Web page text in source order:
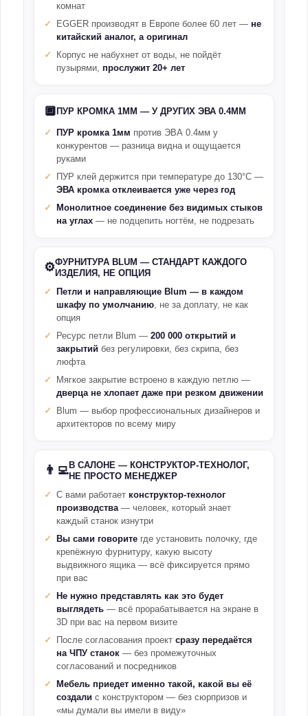
комнат
EGGER производят в Европе более 60 лет — не
китайский аналог, а оригинал
Корпус не набухнет от воды, не пойдёт
пузырями, прослужит 20+ лет
🔲 ПУР КРОМКА 1ММ — У ДРУГИХ ЭВА 0.4ММ
ПУР кромка 1мм против ЭВА 0.4мм у
конкурентов — разница видна и ощущается
руками
ПУР клей держится при температуре до 130°С —
ЭВА кромка отклеивается уже через год
Монолитное соединение без видимых стыков
на углах — не подцепить ногтём, не подрезать
⚙️ФУРНИТУРА BLUM — СТАНДАРТ КАЖДОГО
ИЗДЕЛИЯ, НЕ ОПЦИЯ
Петли и направляющие Blum — в каждом
шкафу по умолчанию , не за доплату, не как
опция
Ресурс петли Blum — 200 000 открытий и
закрытий без регулировки, без скрипа, без
люфта
Мягкое закрытие встроено в каждую петлю —
дверца не хлопает даже при резком движении
Blum — выбор профессиональных дизайнеров и
архитекторов по всему миру
👨‍💻В САЛОНЕ — КОНСТРУКТОР-ТЕХНОЛОГ,
НЕ ПРОСТО МЕНЕДЖЕР
С вами работает конструктор-технолог
производства — человек, который знает
каждый станок изнутри
Вы сами говорите где установить полочку, где
крепёжную фурнитуру, какую высоту
выдвижного ящика — всё фиксируется прямо
при вас
Не нужно представлять как это будет
выглядеть — всё прорабатывается на экране в
3D при вас на первом визите
После согласования проект сразу передаётся
на ЧПУ станок — без промежуточных
согласований и посредников
Мебель приедет именно такой, какой вы её
создали с конструктором — без сюрпризов и
«мы думали вы имели в виду»